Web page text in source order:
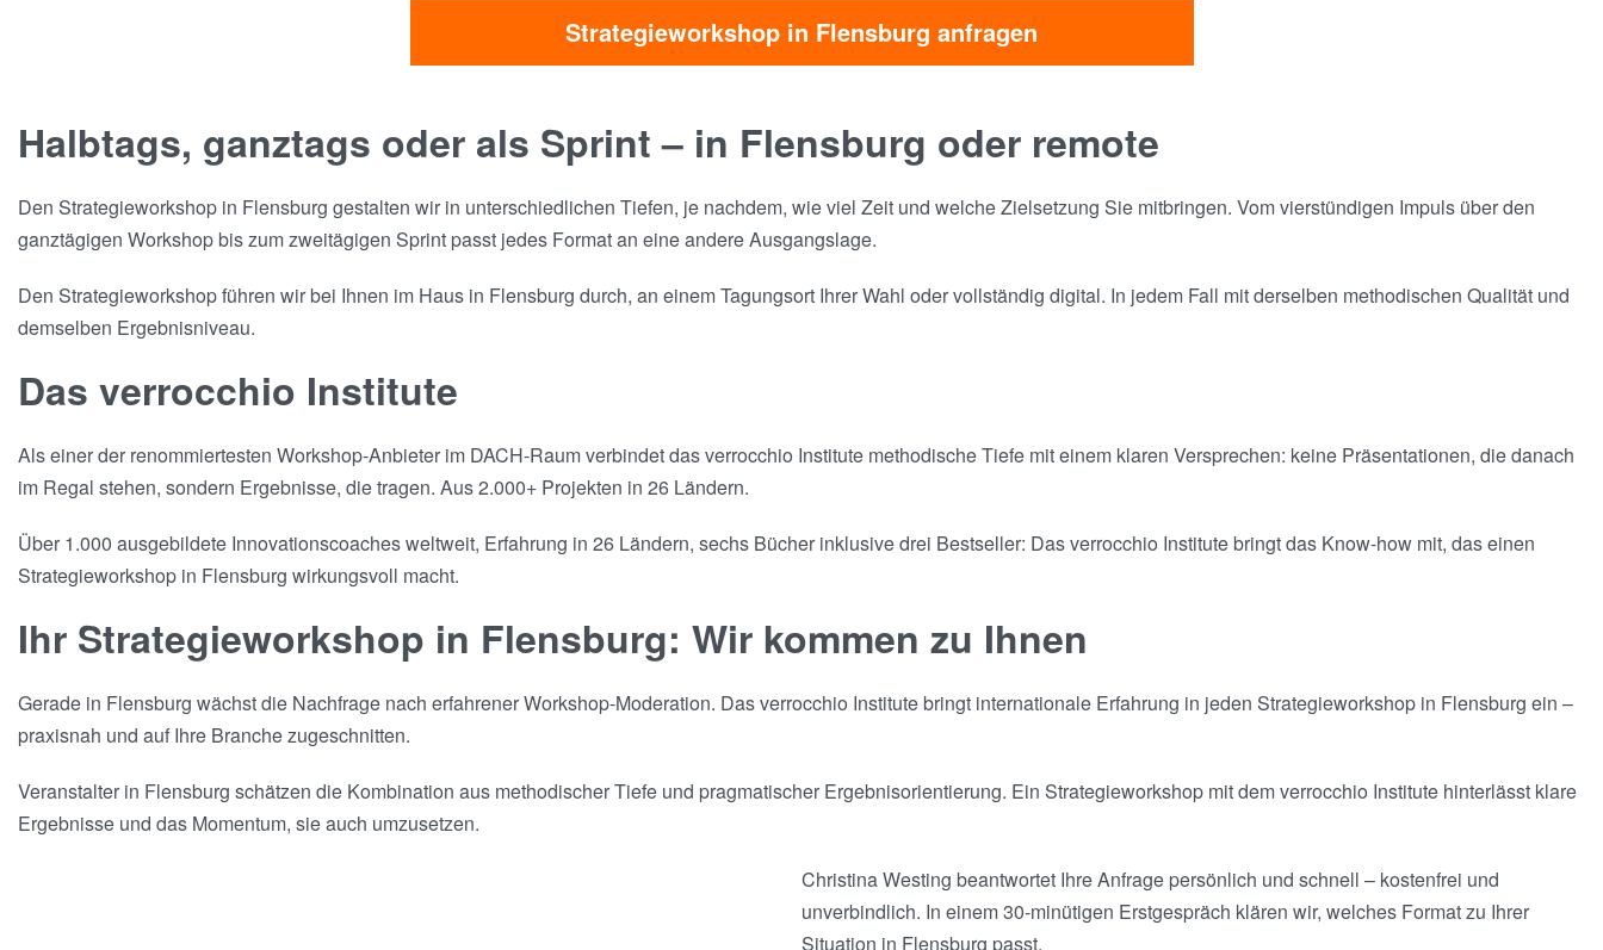
Strategieworkshop in Flensburg anfragen
Halbtags, ganztags oder als Sprint – in Flensburg oder remote
Den Strategieworkshop in Flensburg gestalten wir in unterschiedlichen Tiefen, je nachdem, wie viel Zeit und welche Zielsetzung Sie mitbringen. Vom vierstündigen Impuls über den
ganztägigen Workshop bis zum zweitägigen Sprint passt jedes Format an eine andere Ausgangslage.
Den Strategieworkshop führen wir bei Ihnen im Haus in Flensburg durch, an einem Tagungsort Ihrer Wahl oder vollständig digital. In jedem Fall mit derselben methodischen Qualität und
demselben Ergebnisniveau.
Das verrocchio Institute
Als einer der renommiertesten Workshop-Anbieter im DACH-Raum verbindet das verrocchio Institute methodische Tiefe mit einem klaren Versprechen: keine Präsentationen, die danach
im Regal stehen, sondern Ergebnisse, die tragen. Aus 2.000+ Projekten in 26 Ländern.
Über 1.000 ausgebildete Innovationscoaches weltweit, Erfahrung in 26 Ländern, sechs Bücher inklusive drei Bestseller: Das verrocchio Institute bringt das Know-how mit, das einen
Strategieworkshop in Flensburg wirkungsvoll macht.
Ihr Strategieworkshop in Flensburg: Wir kommen zu Ihnen
Gerade in Flensburg wächst die Nachfrage nach erfahrener Workshop-Moderation. Das verrocchio Institute bringt internationale Erfahrung in jeden Strategieworkshop in Flensburg ein –
praxisnah und auf Ihre Branche zugeschnitten.
Veranstalter in Flensburg schätzen die Kombination aus methodischer Tiefe und pragmatischer Ergebnisorientierung. Ein Strategieworkshop mit dem verrocchio Institute hinterlässt klare
Ergebnisse und das Momentum, sie auch umzusetzen.
Christina Westing beantwortet Ihre Anfrage persönlich und schnell – kostenfrei und
unverbindlich. In einem 30-minütigen Erstgespräch klären wir, welches Format zu Ihrer
Situation in Flensburg passt.